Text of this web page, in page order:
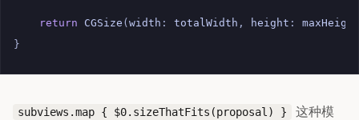
return CGSize (width : totalWidth , height :
maxHeight
}
subviews.map { $0.sizeThatFits(proposal) }
这种模